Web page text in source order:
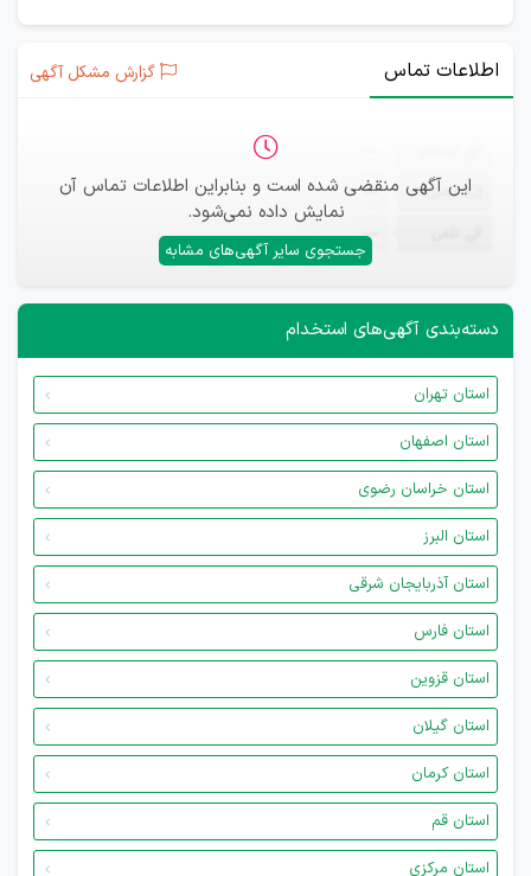
اطلاعات تماس گزارش مشکل آگهی
این آگهی منقضی شده است و بنابراین اطلاعات تماس آن
نمایش داده نمی‌شود.
جستجوی سایر آگهی‌های مشابه
ایمیل —
—
دسته‌بندی آگهی‌های استخدام
استان تهران
استان اصفهان
استان خراسان رضوی
استان البرز
استان آذربایجان شرقی
استان فارس
استان قزوین
استان گیلان
استان کرمان
استان قم
استان مرکزی